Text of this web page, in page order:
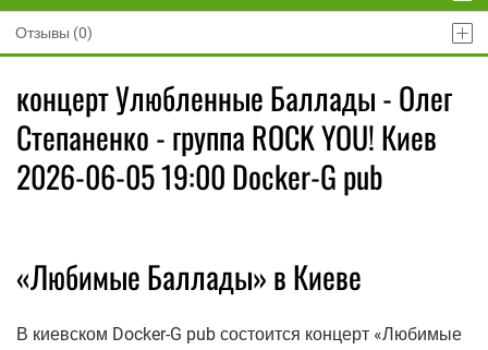
Отзывы (0)
концерт Улюбленные Баллады - Олег
Степаненко - группа ROCK YOU! Киев
2026-06-05 19:00 Docker-G pub
«Любимые Баллады» в Киеве
В киевском Docker-G pub ​​состоится концерт «Любимые